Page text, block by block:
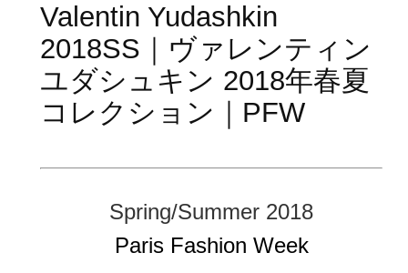
Valentin Yudashkin
2018SS｜ヴァレンティン
ユダシュキン 2018年春夏
コレクション｜PFW
Spring/Summer 2018
Paris Fashion Week